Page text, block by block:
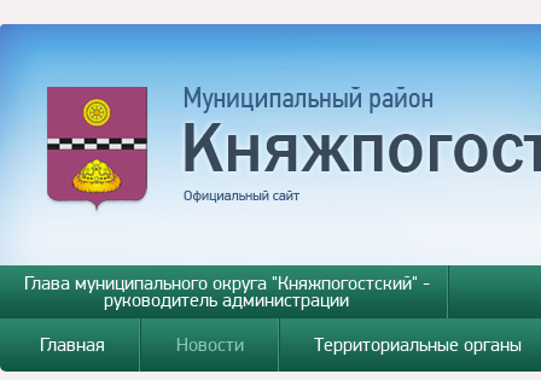
Глава муниципального округа "Княжпогостский" -
руководитель администрации
Главная
Новости Территориальные органы